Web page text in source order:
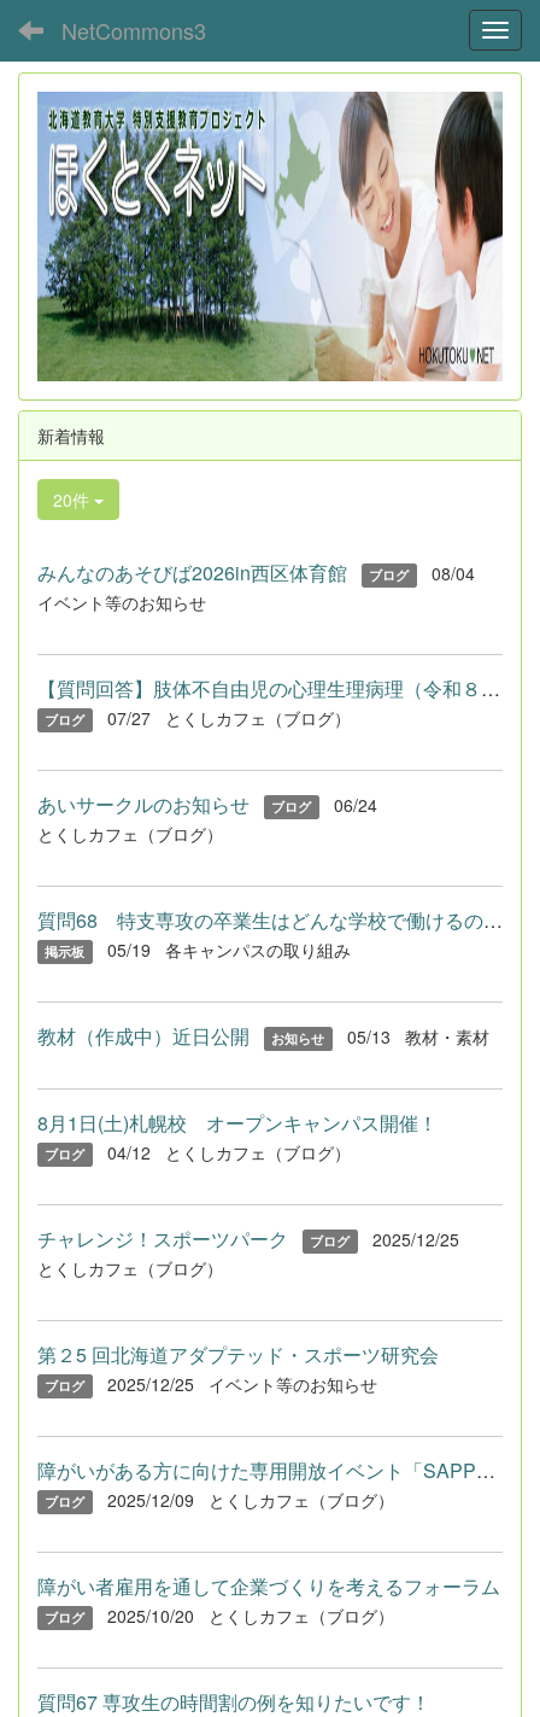
NetCommons3
新着情報
20件
みんなのあそびば2026in西区体育館 ブログ
08/04
イベント等のお知らせ
【質問回答】肢体不自由児の心理生理病理（令和８年度免許法認定...
ブログ 07/27 とくしカフェ（ブログ）
あいサークルのお知らせ ブログ
06/24
とくしカフェ（ブログ）
質問68 特支専攻の卒業生はどんな学校で働けるのですか？
掲示板 05/19 各キャンパスの取り組み
教材（作成中）近日公開 お知らせ 05/13 教材・素材
8月1日(土)札幌校 オープンキャンパス開催！
ブログ 04/12 とくしカフェ（ブログ）
チャレンジ！スポーツパーク ブログ
2025/12/25
とくしカフェ（ブログ）
第２5 回北海道アダプテッド・スポーツ研究会
ブログ 2025/12/25 イベント等のお知らせ
障がいがある方に向けた専用開放イベント「SAPPOROスポーツバリア...
ブログ 2025/12/09 とくしカフェ（ブログ）
障がい者雇用を通して企業づくりを考えるフォーラム
ブログ 2025/10/20 とくしカフェ（ブログ）
質問67 専攻生の時間割の例を知りたいです！